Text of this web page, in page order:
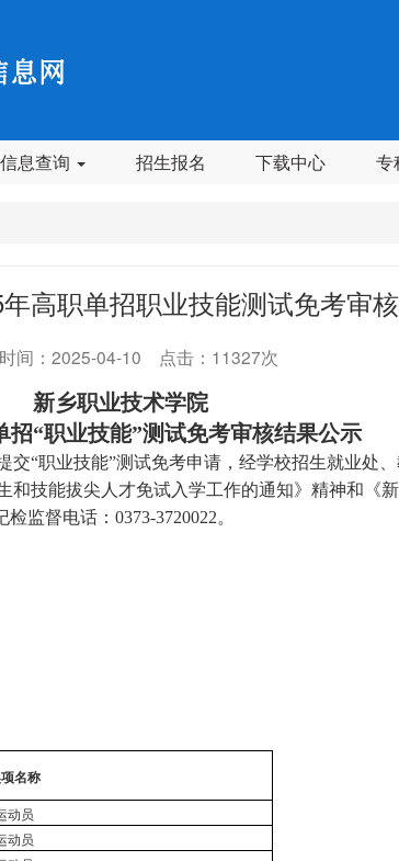
信息查询 招生报名 下载中心 专
高职单招职业技能测试免考审
间：2025-04-10 点击：11327次
新乡职业技术学院
招“职业技能”测试免考审核结果公示
交“职业技能”测试免考申请 ， 经学校招生就业处
和技能拔尖人才免试入学工作的通知》 精神和《
检监督电话： 0373-3720022。
名称
动员
动员